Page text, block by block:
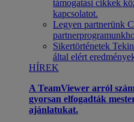
támogatási cikkek
kapcsolatot.
Legyen partnerünk
Sikertörténetek
által elért
HÍREK
A TeamViewer arról
gyorsan elfogadták
ajánlatukat.